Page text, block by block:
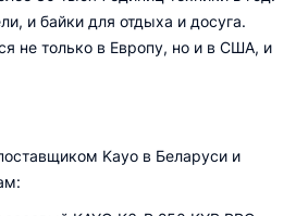
и байки для отдыха и досуга.
не только в Европу, но и в США, и
Kayo в Беларуси и